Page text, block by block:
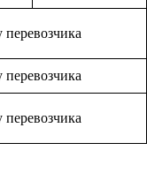
перевозчика
перевозчика
перевозчика